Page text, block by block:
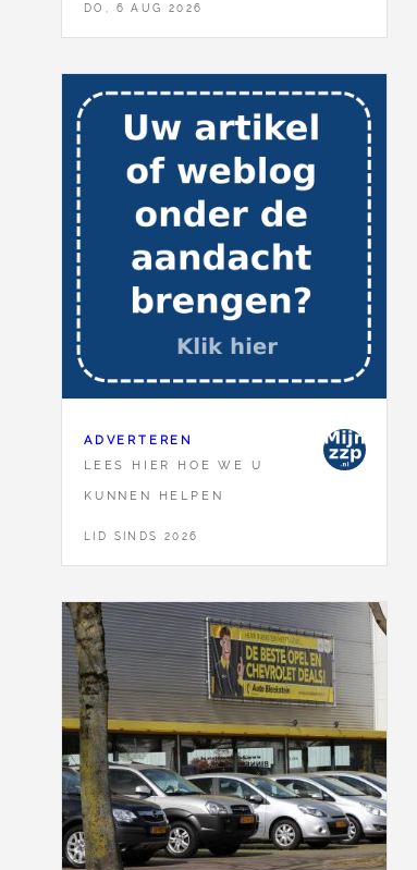
DO, 6 AUG 2026
ADVERTEREN
LEES HIER HOE WE U
KUNNEN HELPEN
LID SINDS 2026